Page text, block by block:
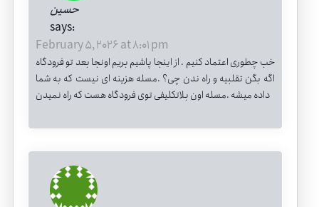
حسین
says:
February 5, 2026 at 8:01 pm
خب چطوری اعتماد کنیم . از اینجا پاشیم بریم اونجا بعد تو فرودگاه
اگه بگن تقلبیه و راه ندن چی؟ .مسله هزینه ای نیست که به شما
داده میشه .مسله اون بلاتکلیفی توی فرودگاه هست که راه نمیدن